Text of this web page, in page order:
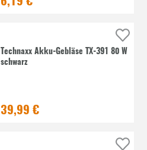
Technaxx Akku-Gebläse TX-391 80 W
schwarz
39,99 €